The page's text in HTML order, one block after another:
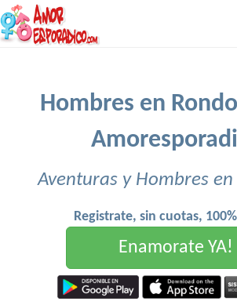
Hombres en
Aventuras y Hombres
Registrate, sin cuotas,
Enamorate YA!